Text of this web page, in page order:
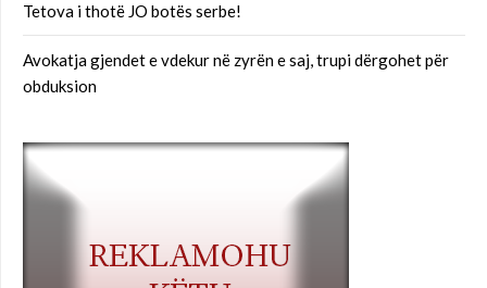
Tetova i thotë JO botës serbe!
Avokatja gjendet e vdekur në zyrën e saj, trupi dërgohet për
obduksion